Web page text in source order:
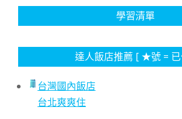
學習清單
達人飯店推薦 [ ★號 =
台灣國內飯店
台北爽爽住